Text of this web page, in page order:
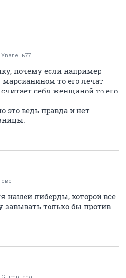
Увалень77
почему если например
то его лечат
себя женщиной то его
это ведь правда и нет
свет
нашей либерды, которой все
завывать только бы против